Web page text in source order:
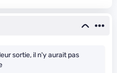
sortie, il n'y aurait pas